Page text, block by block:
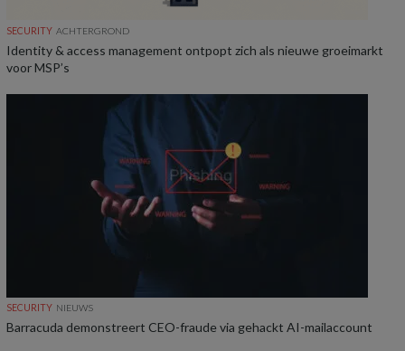
SECURITY ACHTERGROND
Identity & access management ontpopt zich als nieuwe groeimarkt
voor MSP’s
SECURITY NIEUWS
Barracuda demonstreert CEO-fraude via gehackt AI-mailaccount